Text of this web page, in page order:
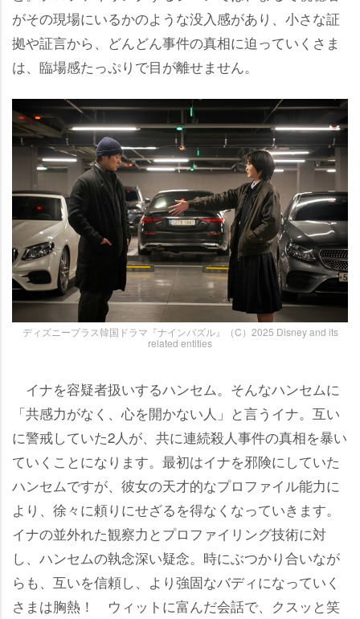
がその現場にいるかのような没入感があり、小さな証
拠や証言から、どんどん事件の真相に迫っていくさま
は、臨場感たっぷりで目が離せません。
ディズニープラス韓国ドラマ『ナインパズル』（C）2025 Disney and its
related entities
イナを容疑者扱いするハンセム。そんなハンセムに
「共感力がなく、心を開かない人」と言うイナ。互い
に警戒していた2人が、共に連続殺人事件の真相を暴い
ていくことになります。最初はイナを邪険にしていた
ハンセムですが、彼女の天才的なプロファイル能力に
より、徐々に頼りにせざるを得なくなっていきます。
イナの並外れた観察力とプロファイリング技術に対
し、ハンセムの執念深い疑念。時にぶつかり合いなが
らも、互いを信頼し、より強固なバディになっていく
さまは胸熱！ ウィットに富んだ会話で、クスッと笑